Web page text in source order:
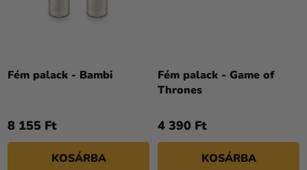
Fém palack - Bambi
8 155 Ft
KOSÁRBA
Fém palack - Game of
Thrones
4 390 Ft
KOSÁRBA